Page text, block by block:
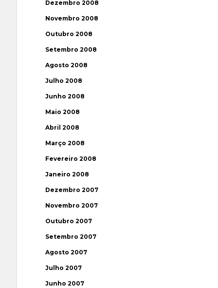
Dezembro 2008
Novembro 2008
Outubro 2008
Setembro 2008
Agosto 2008
Julho 2008
Junho 2008
Maio 2008
Abril 2008
Março 2008
Fevereiro 2008
Janeiro 2008
Dezembro 2007
Novembro 2007
Outubro 2007
Setembro 2007
Agosto 2007
Julho 2007
Junho 2007